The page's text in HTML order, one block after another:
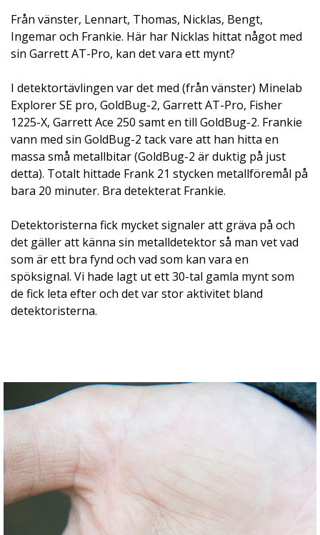
Från vänster, Lennart, Thomas, Nicklas, Bengt,
Ingemar och Frankie. Här har Nicklas hittat något med
sin Garrett AT-Pro, kan det vara ett mynt?
I detektortävlingen var det med (från vänster) Minelab
Explorer SE pro, GoldBug-2, Garrett AT-Pro, Fisher
1225-X, Garrett Ace 250 samt en till GoldBug-2. Frankie
vann med sin GoldBug-2 tack vare att han hitta en
massa små metallbitar (GoldBug-2 är duktig på just
detta). Totalt hittade Frank 21 stycken metallföremål på
bara 20 minuter. Bra detekterat Frankie.
Detektoristerna fick mycket signaler att gräva på och
det gäller att känna sin metalldetektor så man vet vad
som är ett bra fynd och vad som kan vara en
spöksignal. Vi hade lagt ut ett 30-tal gamla mynt som
de fick leta efter och det var stor aktivitet bland
detektoristerna.